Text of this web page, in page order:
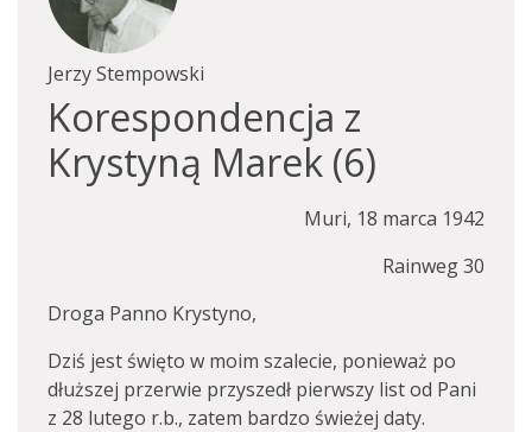
Jerzy Stempowski
Korespondencja z
Krystyną Marek (6)
Muri, 18 marca 1942
Rainweg 30
Droga Panno Krystyno,
Dziś jest święto w moim szalecie, ponieważ po
dłuższej przerwie przyszedł pierwszy list od Pani
z 28 lutego r.b., zatem bardzo świeżej daty.